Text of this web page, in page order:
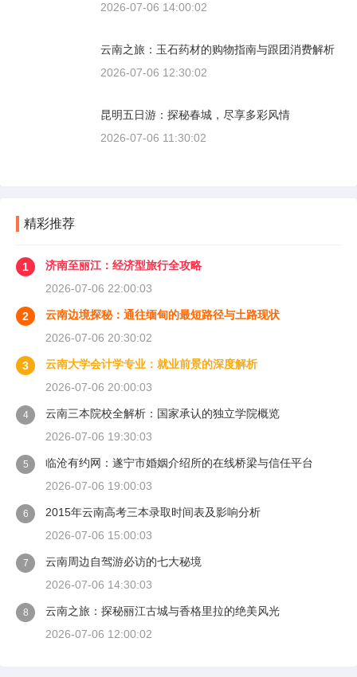
2026-07-06 14:00:02
云南之旅：玉石药材的购物指南与跟团消费解析
2026-07-06 12:30:02
昆明五日游：探秘春城，尽享多彩风情
2026-07-06 11:30:02
精彩推荐
1
济南至丽江：经济型旅行全攻略
2026-07-06 22:00:03
2
云南边境探秘：通往缅甸的最短路径与土路现状
2026-07-06 20:30:02
3
云南大学会计学专业：就业前景的深度解析
2026-07-06 20:00:03
4
云南三本院校全解析：国家承认的独立学院概览
2026-07-06 19:30:03
5
临沧有约网：遂宁市婚姻介绍所的在线桥梁与信任平台
2026-07-06 19:00:03
6
2015年云南高考三本录取时间表及影响分析
2026-07-06 15:00:03
7
云南周边自驾游必访的七大秘境
2026-07-06 14:30:03
8
云南之旅：探秘丽江古城与香格里拉的绝美风光
2026-07-06 12:00:02